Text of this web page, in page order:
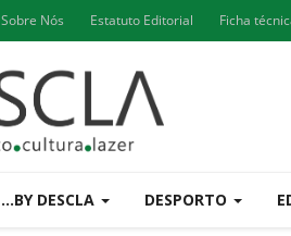
Sobre Nós Estatuto Editorial Ficha
...BY DESCLA DESPORTO